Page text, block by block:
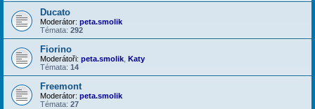
Ducato
Moderátor: peta.smolik
Témata: 292
Fiorino
Moderátoři: peta.smolik Katy
Témata: 14
Freemont
Moderátor: peta.smolik
Témata: 27